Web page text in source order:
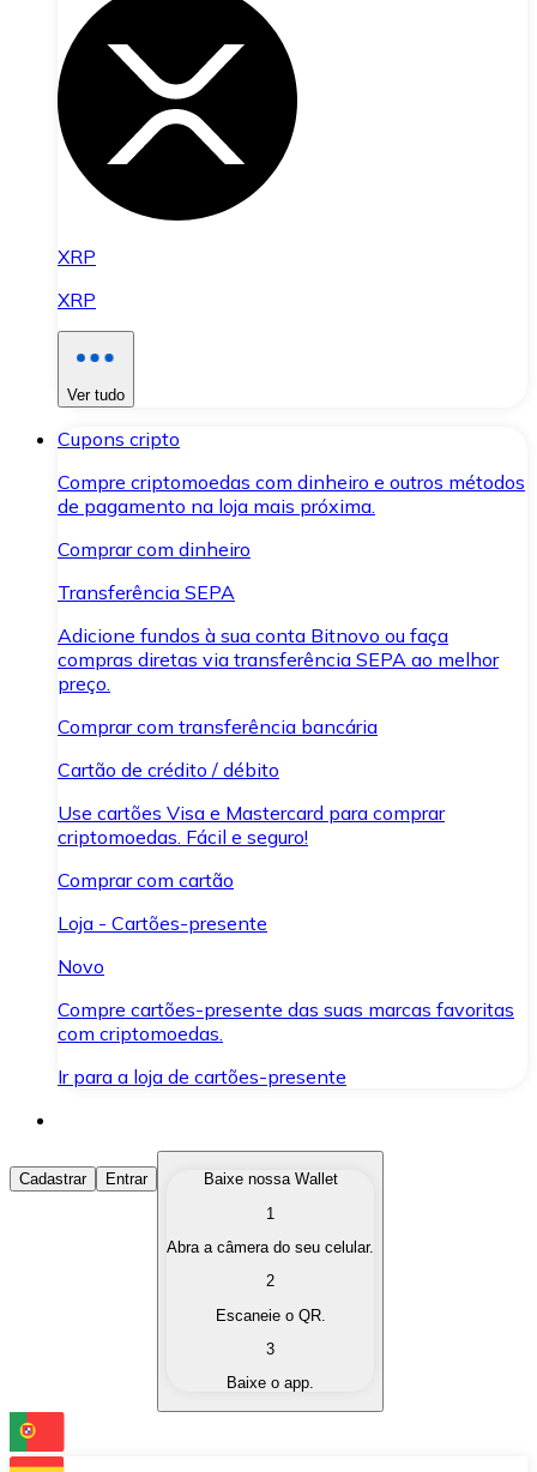
XRP
XRP
Ver tudo
Cupons cripto
Compre criptomoedas com dinheiro e outros métodos
de pagamento na loja mais próxima.
Comprar com dinheiro
Transferência SEPA
Adicione fundos à sua conta Bitnovo ou faça
compras diretas via transferência SEPA ao melhor
preço.
Comprar com transferência bancária
Cartão de crédito / débito
Use cartões Visa e Mastercard para comprar
criptomoedas. Fácil e seguro!
Comprar com cartão
Loja - Cartões-presente
Novo
Compre cartões-presente das suas marcas favoritas
com criptomoedas.
Ir para a loja de cartões-presente
Comprar Criptomoedas
Compre as criptomoedas de seu interesse de forma
Converta suas criptomoedas em moeda fiduciária
Troque uma criptomoeda por outra
Cadastrar Entrar
Baixe nossa Wallet
1
Abra a câmera do seu celular.
2
Escaneie o QR.
3
Baixe o app.